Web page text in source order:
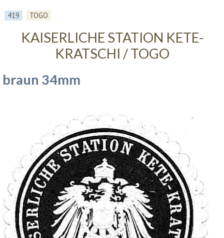
419 TOGO
KAISERLICHE STATION KETE-
KRATSCHI / TOGO
braun 34mm